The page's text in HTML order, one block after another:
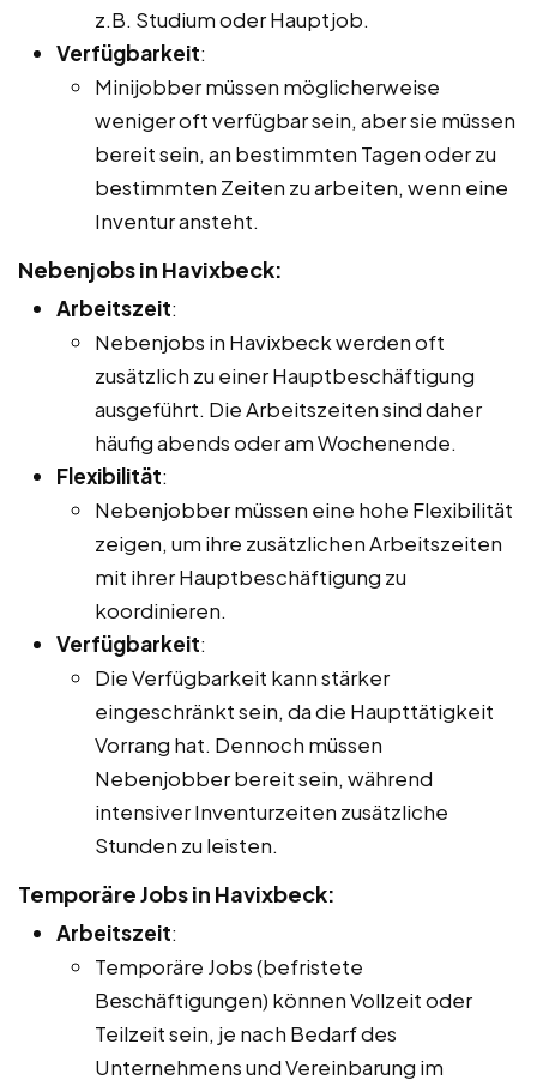
z.B. Studium oder Hauptjob.
Verfügbarkeit:
Minijobber müssen möglicherweise
weniger oft verfügbar sein, aber sie müssen
bereit sein, an bestimmten Tagen oder zu
bestimmten Zeiten zu arbeiten, wenn eine
Inventur ansteht.
Nebenjobs in Havixbeck:
Arbeitszeit:
Nebenjobs in Havixbeck werden oft
zusätzlich zu einer Hauptbeschäftigung
ausgeführt. Die Arbeitszeiten sind daher
häufig abends oder am Wochenende.
Flexibilität:
Nebenjobber müssen eine hohe Flexibilität
zeigen, um ihre zusätzlichen Arbeitszeiten
mit ihrer Hauptbeschäftigung zu
koordinieren.
Verfügbarkeit:
Die Verfügbarkeit kann stärker
eingeschränkt sein, da die Haupttätigkeit
Vorrang hat. Dennoch müssen
Nebenjobber bereit sein, während
intensiver Inventurzeiten zusätzliche
Stunden zu leisten.
Temporäre Jobs in Havixbeck:
Arbeitszeit:
Temporäre Jobs (befristete
Beschäftigungen) können Vollzeit oder
Teilzeit sein, je nach Bedarf des
Unternehmens und Vereinbarung im